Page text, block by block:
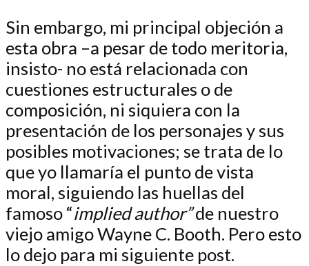
Sin embargo, mi principal objeción a
esta obra –a pesar de todo meritoria,
insisto- no está relacionada con
cuestiones estructurales o de
composición, ni siquiera con la
presentación de los personajes y sus
posibles motivaciones; se trata de lo
que yo llamaría el punto de vista
moral, siguiendo las huellas del
famoso “implied author”de nuestro
viejo amigo Wayne C. Booth. Pero esto
lo dejo para mi siguiente post.